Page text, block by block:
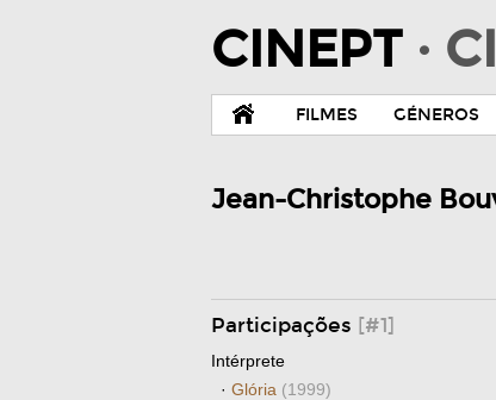
CINEPT ·
FILMES GÉNEROS
Jean-Christophe
Participações [#1]
Intérprete
· Glória (1999)